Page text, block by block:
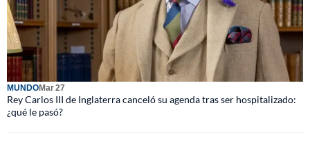
MUNDOMar 27
Rey Carlos III de Inglaterra canceló su agenda tras ser hospitalizado:
¿qué le pasó?